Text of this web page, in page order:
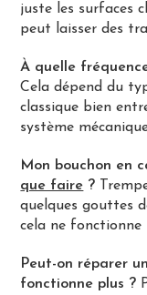
juste les surfaces
peut laisser des
À quelle
Cela dépend du
classique bien
système
Mon bouchon en
que faire ?
quelques gouttes
cela ne fonctionne
Peut-on réparer
fonctionne plus ?